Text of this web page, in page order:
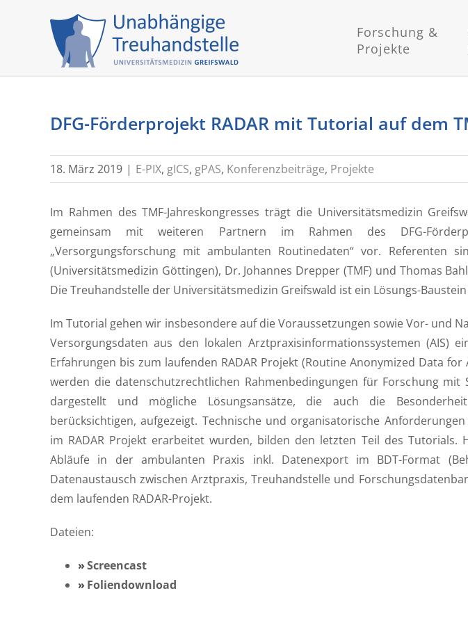
Forschung &
Projekte
DFG-Förderprojekt RADAR mit Tutorial auf dem
18. März 2019 | E-PIX, gICS, gPAS, Konferenzbeiträge, Projekte
Im Rahmen des TMF-Jahreskongresses trägt die Universitätsmedizin
gemeinsam mit weiteren Partnern im Rahmen des DFG-
„Versorgungsforschung mit ambulanten Routinedaten“ vor. Referenten
(Universitätsmedizin Göttingen), Dr. Johannes Drepper (TMF) und Thomas
Die Treuhandstelle der Universitätsmedizin Greifswald ist ein Lösungs-
Im Tutorial gehen wir insbesondere auf die Voraussetzungen sowie Vor- und
Versorgungsdaten aus den lokalen Arztpraxisinformationssystemen (AIS)
Erfahrungen bis zum laufenden RADAR Projekt (Routine Anonymized Data for
werden die datenschutzrechtlichen Rahmenbedingungen für Forschung mit
dargestellt und mögliche Lösungsansätze, die auch die
berücksichtigen, aufgezeigt. Technische und organisatorische
im RADAR Projekt erarbeitet wurden, bilden den letzten Teil des Tutorials.
Abläufe in der ambulanten Praxis inkl. Datenexport im BDT-Format
Datenaustausch zwischen Arztpraxis, Treuhandstelle und
dem laufenden RADAR-Projekt.
Dateien:
Screencast
Foliendownload